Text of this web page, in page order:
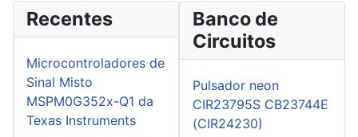
Recentes
Microcontroladores de
Sinal Misto
MSPM0G352x-Q1 da
Texas Instruments
Banco de
Circuitos
Pulsador neon
CIR23795S CB23744E
(CIR24230)